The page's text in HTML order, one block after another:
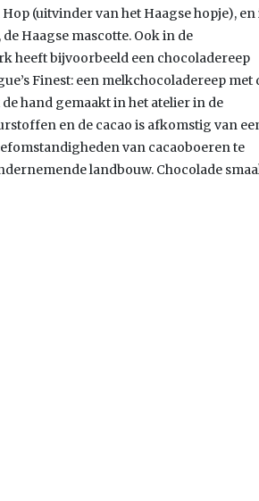
(uitvinder van het Haagse hopje), en
Haagse mascotte. Ook in de
heeft bijvoorbeeld een chocoladereep
Finest: een melkchocoladereep met
hand gemaakt in het atelier in de
en de cacao is afkomstig van
van cacaoboeren te
landbouw. Chocolade